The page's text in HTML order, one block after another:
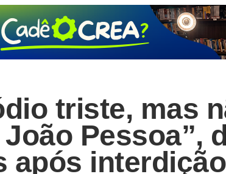
triste, mas
Pessoa”,
após